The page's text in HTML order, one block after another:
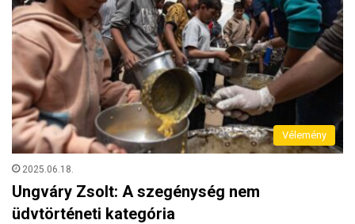
Vélemény
2025.06.18.
Ungváry Zsolt: A szegénység nem
üdvtörténeti kategória